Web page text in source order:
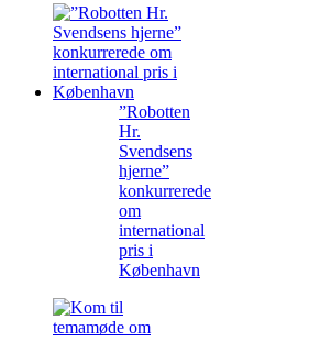
”Robotten
Hr.
Svendsens
hjerne”
konkurrerede
om
international
pris i
København